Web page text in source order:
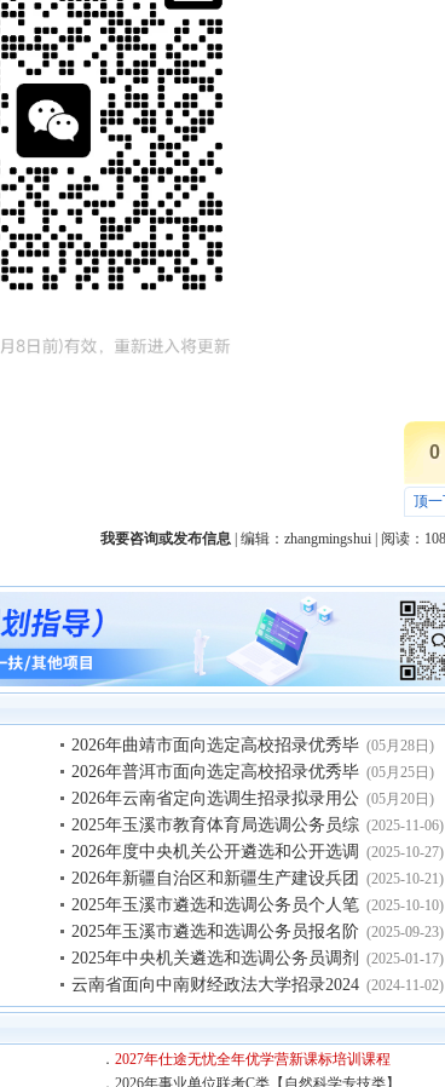
0
顶一
我要咨询或发布信息 | 编辑： zhangmingshui | 阅读：
2026年曲靖市面向选定高校招录优秀毕 (05月28日)
2026年普洱市面向选定高校招录优秀毕 (05月25日)
2026年云南省定向选调生招录拟录用公 (05月20日)
2025年玉溪市教育体育局选调公务员综 (2025-11-06)
2026年度中央机关公开遴选和公开选调 (2025-10-27)
2026年新疆自治区和新疆生产建设兵团 (2025-10-21)
2025年玉溪市遴选和选调公务员个人笔 (2025-10-10)
2025年玉溪市遴选和选调公务员报名阶 (2025-09-23)
2025年中央机关遴选和选调公务员调剂 (2025-01-17)
云南省面向中南财经政法大学招录2024 (2024-11-02)
． 2027年仕途无忧全年优学营新课标培训课程
． 2026年事业单位联考C类【自然科学专技类】